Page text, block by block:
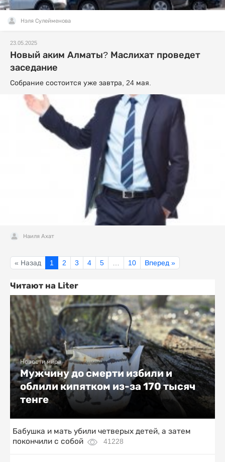
Нэля Сулейменова
23.05.2025
Новый аким Алматы? Маслихат проведет
заседание
Собрание состоится уже завтра, 24 мая.
Наиля Ахат
« Назад 1 2 3 4 5 10 Вперед »
Читают на Liter
Новости мира
Мужчину до смерти избили и
облили кипятком из-за 170 тысяч
тенге
Бабушка и мать убили четверых детей, а затем
покончили с собой
41228